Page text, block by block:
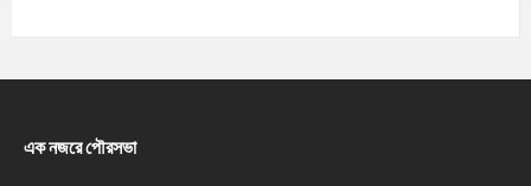
এক নজরে পৌরসভা